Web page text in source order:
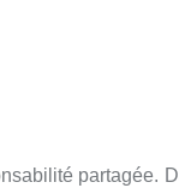
partagée.